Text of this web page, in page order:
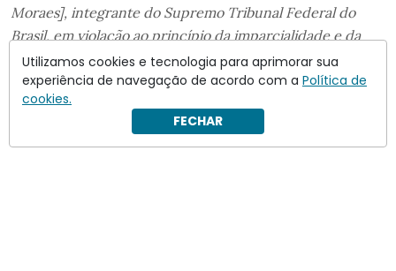
Moraes], integrante do Supremo Tribunal Federal do
Brasil, em violação ao princípio da imparcialidade e da
independência do juiz”, diz a decisão, publicada em
italiano.
Utilizamos cookies e tecnologia para aprimorar sua
experiência de navegação de acordo com a Política de
cookies.
FECHAR